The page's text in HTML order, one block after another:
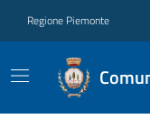
Regione Piemonte